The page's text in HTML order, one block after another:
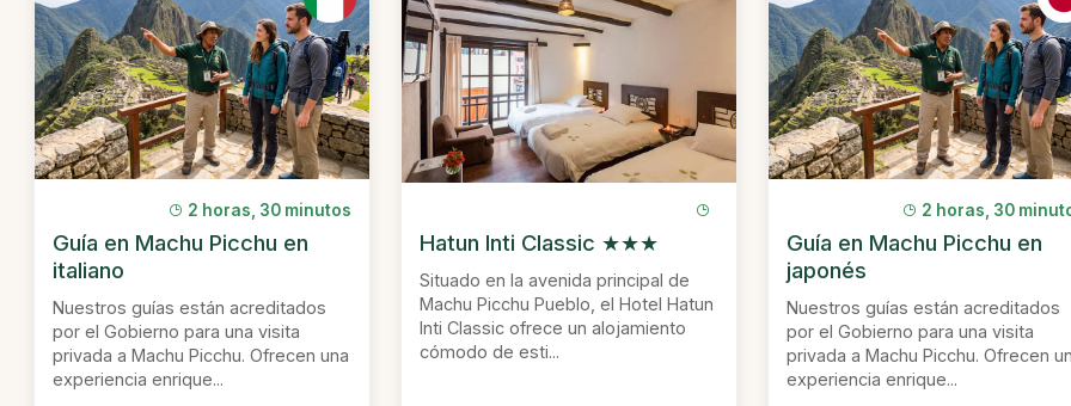
2 horas, 30 minutos
Guía en Machu Picchu en
italiano
Nuestros guías están acreditados
por el Gobierno para una visita
privada a Machu Picchu. Ofrecen una
experiencia enrique...
Hatun Inti Classic ★★★
Situado en la avenida principal de
Machu Picchu Pueblo, el Hotel Hatun
Inti Classic ofrece un alojamiento
cómodo de esti...
2 horas, 30
Guía en Machu Picchu en
japonés
Nuestros guías están acreditados
por el Gobierno para una visita
privada a Machu Picchu. Ofrecen
experiencia enrique...